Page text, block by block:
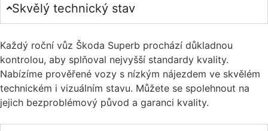
Skvělý technický stav
Každý roční vůz Škoda Superb prochází důkladnou
kontrolou, aby splňoval nejvyšší standardy kvality.
Nabízíme prověřené vozy s nízkým nájezdem ve skvělém
technickém i vizuálním stavu. Můžete se spolehnout na
jejich bezproblémový původ a garanci kvality.